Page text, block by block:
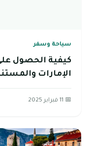
سياحة وسفر
كيفية الحصول
الإمارات
📅 11 فبراير 2025